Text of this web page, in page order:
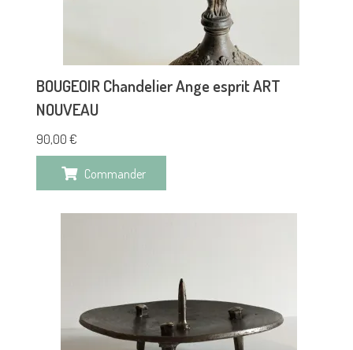
BOUGEOIR Chandelier Ange esprit ART
NOUVEAU
90,00 €
Commander